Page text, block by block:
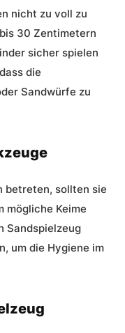
nicht zu voll zu
30 Zentimetern
sicher spielen
die
Sandwürfe zu
betreten, sollten sie
mögliche Keime
Sandspielzeug
um die Hygiene im